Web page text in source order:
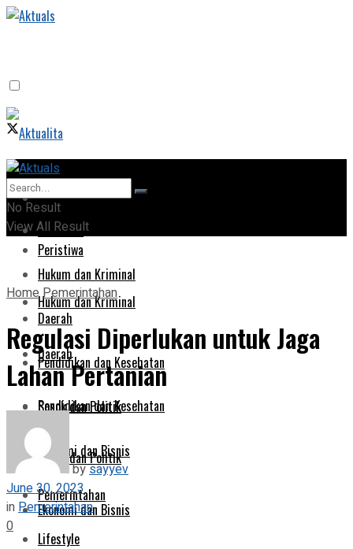
Home
Peristiwa
Hukum dan Kriminal
Daerah
Pendidikan dan Kesehatan
Sosok dan Politik
Ekonomi dan Bisnis
Pemerintahan
Lifestyle
Home
Peristiwa
Hukum dan Kriminal
Daerah
Pendidikan dan Kesehatan
Sosok dan Politik
Ekonomi dan Bisnis
No Result
View All Result
HomePemerintahan
Regulasi Diperlukan untuk Jaga
Lahan Pertanian
bysayyev
June 30, 2023
inPemerintahan
0